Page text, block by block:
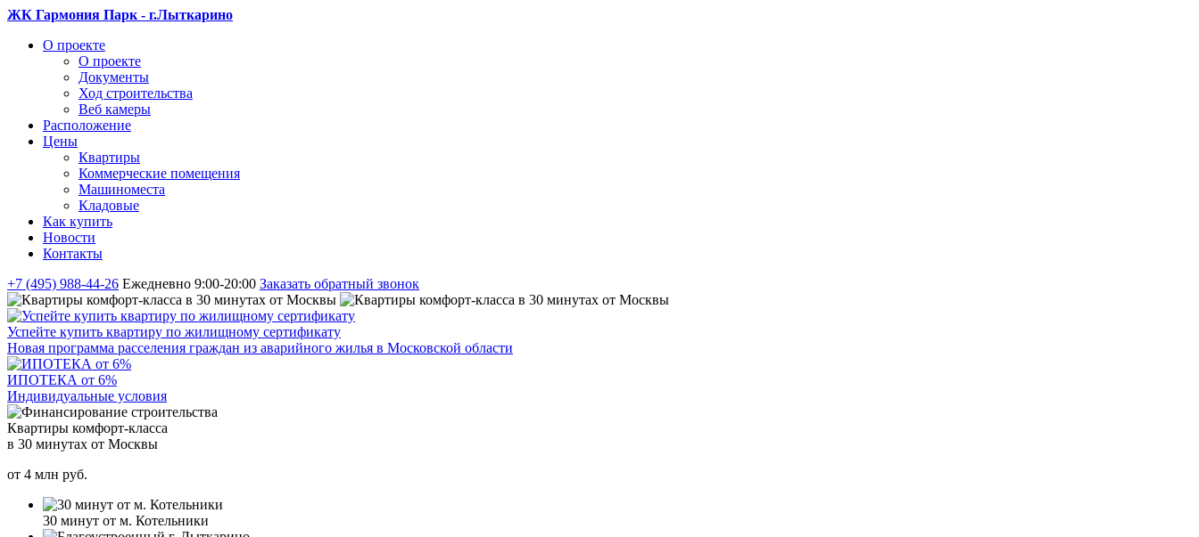
ЖК Гармония Парк - г.Лыткарино
О проекте
О проекте
Документы
Ход строительства
Веб камеры
Расположение
Цены
Квартиры
Коммерческие помещения
Машиноместа
Кладовые
Как купить
Новости
Контакты
+7 (495) 988-44-26 Ежедневно 9:00-20:00 Заказать обратный звонок
Успейте купить квартиру по жилищному сертификату
Новая программа расселения граждан из аварийного жилья в Московской области
ИПОТЕКА от 6%
Индивидуальные условия
Квартиры комфорт-класса
в 30 минутах от Москвы
от 4 млн руб.
30 минут от м. Котельники